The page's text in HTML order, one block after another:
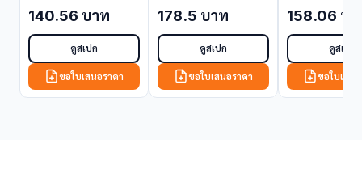
(VCT Cable)
140.56 บาท
ดูสเปก
ขอใบเสนอราคา
(VCT Cable)
178.5 บาท
ดูสเปก
ขอใบเสนอราคา
(VCT Cable)
158.06 บ
ดูสเปก
ขอใบเสน